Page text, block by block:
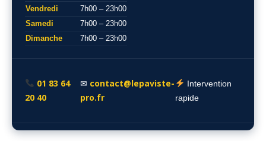
Vendredi
7h00 – 23h00
Samedi
7h00 – 23h00
Dimanche
7h00 – 23h00
01 83 64
20 40
✉ contact@lepaviste-
pro.fr
Intervention
rapide